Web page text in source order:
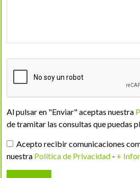
Al pulsar en "Enviar" aceptas nuestra
de tramitar las consultas que puedas
Acepto recibir comunicaciones
nuestra Política de Privacidad - +